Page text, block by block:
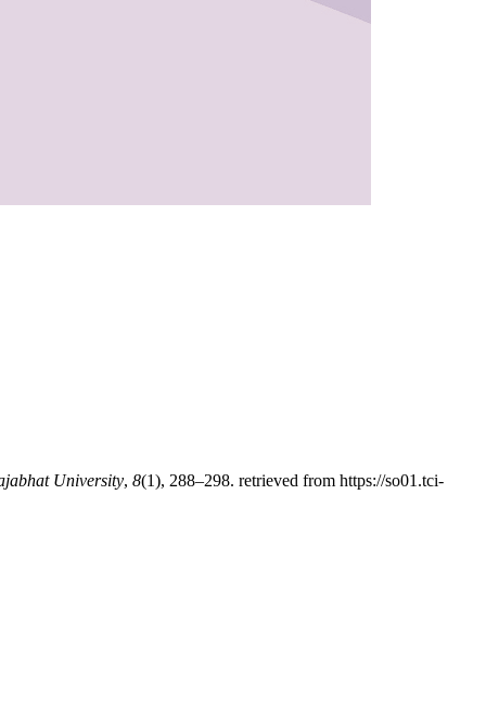
University, 8(1), 288–298. retrieved from https://so01.tci-